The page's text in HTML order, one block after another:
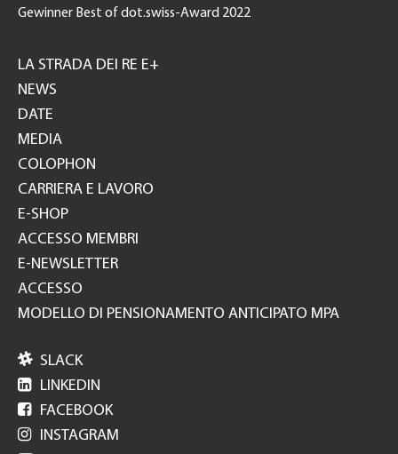
Gewinner Best of dot.swiss-Award 2022
GH
LA STRADA DEI RE E+
NEWS
DATE
MEDIA
COLOPHON
CARRIERA E LAVORO
E-SHOP
ACCESSO MEMBRI
E-NEWSLETTER
ACCESSO
MODELLO DI PENSIONAMENTO ANTICIPATO MPA
 SLACK
 LINKEDIN
 FACEBOOK
 INSTAGRAM